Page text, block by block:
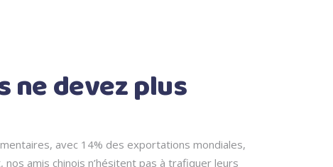
ne devez plus
avec 14% des exportations mondiales,
amis chinois n’hésitent pas à trafiquer leurs